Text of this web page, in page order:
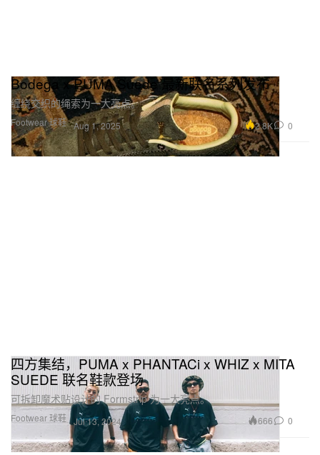
Footwear 球鞋
Bodega x PUMA Suede 最新联名系列发布
缠绕交织的绳索为一大亮点。
Aug 1, 2025 2.8K 0
Footwear 球鞋
四方集结，PUMA x PHANTACi x WHIZ x MITA
SUEDE 联名鞋款登场
可拆卸魔术贴设计的 Formstrip 为一大亮点。
Jul 13, 2024 666 0